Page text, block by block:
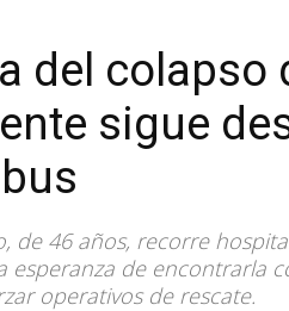
del colapso
sigue
de 46 años, recorre
esperanza de encontrarla
operativos de rescate.